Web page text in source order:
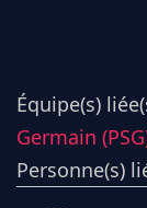
Équipe(s)
Germain
Personne(s)